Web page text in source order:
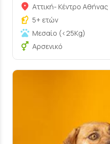
Αττική- Κέντρο Αθήνας
5+ ετών
Μεσαίο (<25Kg)
Αρσενικό